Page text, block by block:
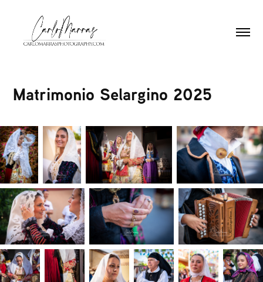
Matrimonio Selargino 2025